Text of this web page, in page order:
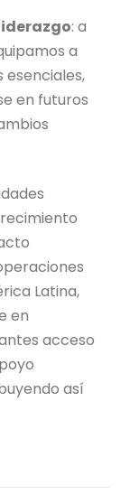
: a
a
esenciales,
en futuros
Latina,
en
acceso
así